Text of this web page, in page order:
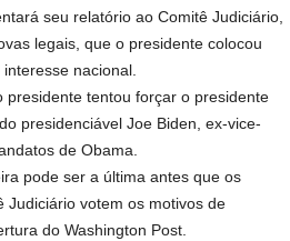
seu relatório ao Comitê Judiciário,
legais, que o presidente colocou
nacional.
presidente tentou forçar o presidente
presidenciável Joe Biden, ex-vice-
de Obama.
pode ser a última antes que os
Judiciário votem os motivos de
do Washington Post.